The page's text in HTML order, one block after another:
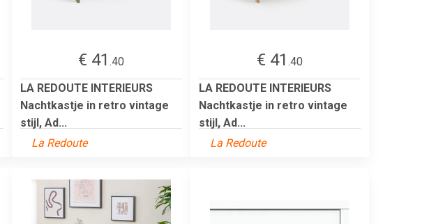
€ 41 .40
LA REDOUTE INTERIEURS
Nachtkastje in retro vintage
stijl, Ad...
La Redoute
€ 41 .40
LA REDOUTE INTERIEURS
Nachtkastje in retro vintage
stijl, Ad...
La Redoute